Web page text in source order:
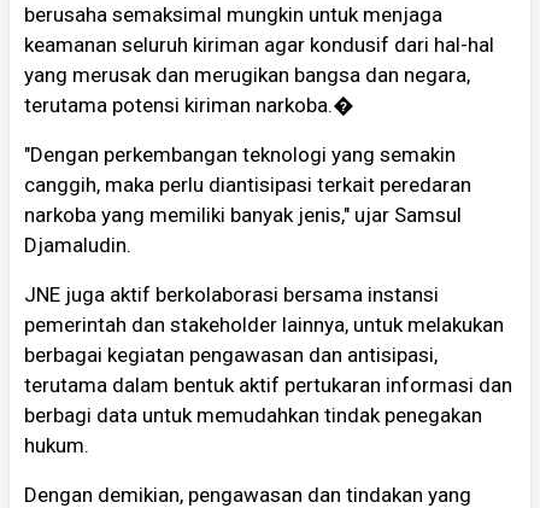
berusaha semaksimal mungkin untuk menjaga
keamanan seluruh kiriman agar kondusif dari hal-hal
yang merusak dan merugikan bangsa dan negara,
terutama potensi kiriman narkoba.�
"Dengan perkembangan teknologi yang semakin
canggih, maka perlu diantisipasi terkait peredaran
narkoba yang memiliki banyak jenis," ujar Samsul
Djamaludin.
JNE juga aktif berkolaborasi bersama instansi
pemerintah dan stakeholder lainnya, untuk melakukan
berbagai kegiatan pengawasan dan antisipasi,
terutama dalam bentuk aktif pertukaran informasi dan
berbagi data untuk memudahkan tindak penegakan
hukum.
Dengan demikian, pengawasan dan tindakan yang